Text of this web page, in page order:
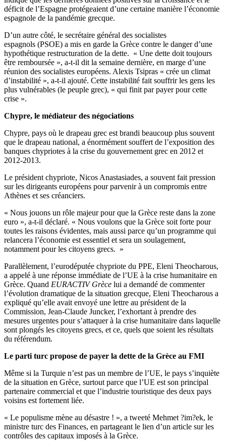
déficit de l’Espagne protégeaient d’une certaine manière l’économie
espagnole de la pandémie grecque.
D’un autre côté, le secrétaire général des socialistes
espagnols (PSOE) a mis en garde la Grèce contre le danger d’une
hypothétique restructuration de la dette. « Une dette doit toujours
être remboursée », a-t-il dit la semaine dernière, en marge d’une
réunion des socialistes européens. Alexis Tsipras « crée un climat
d’instabilité », a-t-il ajouté. Cette instabilité fait souffrir les gens les
plus vulnérables (le peuple grec), « qui finit par payer pour cette
crise ».
Chypre, le médiateur des négociations
Chypre, pays où le drapeau grec est brandi beaucoup plus souvent
que le drapeau national, a énormément souffert de l’exposition des
banques chypriotes à la crise du gouvernement grec en 2012 et
2012-2013.
Le président chypriote, Nicos Anastasiades, a souvent fait pression
sur les dirigeants européens pour parvenir à un compromis entre
Athènes et ses créanciers.
« Nous jouons un rôle majeur pour que la Grèce reste dans la zone
euro », a-t-il déclaré. « Nous voulons que la Grèce soit forte pour
toutes les raisons évidentes, mais aussi parce qu’un programme qui
relancera l’économie est essentiel et sera un soulagement,
notamment pour les citoyens grecs. »
Parallèlement, l’eurodéputée chypriote du PPE, Eleni Theocharous,
a appelé à une réponse immédiate de l’UE à la crise humanitaire en
Grèce. Quand EURACTIV Grèce lui a demandé de commenter
l’évolution dramatique de la situation grecque, Eleni Theocharous a
expliqué qu’elle avait envoyé une lettre au président de la
Commission, Jean-Claude Juncker, l’exhortant à prendre des
mesures urgentes pour s’attaquer à la crise humanitaire dans laquelle
sont plongés les citoyens grecs, et ce, quels que soient les résultats
du référendum.
Le parti turc propose de payer la dette de la Grèce au FMI
Même si la Turquie n’est pas un membre de l’UE, le pays s’inquiète
de la situation en Grèce, surtout parce que l’UE est son principal
partenaire commercial et que l’industrie touristique des deux pays
voisins est fortement liée.
« Le populisme mène au désastre ! », a tweeté Mehmet ?im?ek, le
ministre turc des Finances, en partageant le lien d’un article sur les
contrôles des capitaux imposés à la Grèce.